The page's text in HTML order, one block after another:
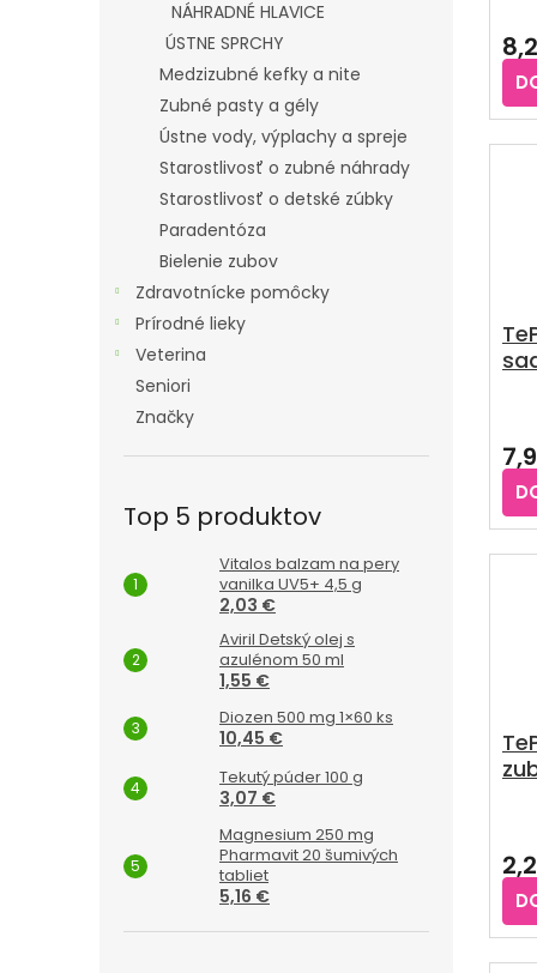
NÁHRADNÉ HLAVICE
ÚSTNE SPRCHY
Medzizubné kefky a nite
Zubné pasty a gély
Ústne vody, výplachy a spreje
Starostlivosť o zubné náhrady
Starostlivosť o detské zúbky
Paradentóza
Bielenie zubov
Zdravotnícke pomôcky
Prírodné lieky
Veterina
Seniori
Značky
Top 5 produktov
Vitalos balzam na pery
vanilka UV5+ 4,5 g
2,03 €
Aviril Detský olej s
azulénom 50 ml
1,55 €
Diozen 500 mg 1×60 ks
10,45 €
Tekutý púder 100 g
3,07 €
Magnesium 250 mg
Pharmavit 20 šumivých
tabliet
5,16 €
je
5,0
z
5